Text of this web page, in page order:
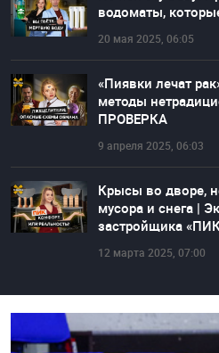
водоматы,
20 мая 2025, 06:05
«Пиявки лечат
методы
ПРОВЕРКА
9 апреля 2025, 06:03
Крысы во дворе,
мусора и снега |
застройщика
12 марта 2025, 07:00